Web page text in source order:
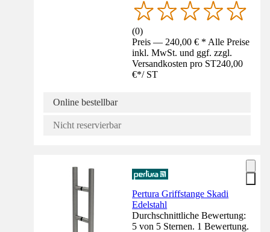
(0)
Preis — 240,00 € * Alle Preise
inkl. MwSt. und ggf. zzgl.
Versandkosten pro ST240,00
€*/ ST
Online bestellbar
Nicht reservierbar
Pertura Griffstange Skadi
Edelstahl
Durchschnittliche Bewertung:
5 von 5 Sternen. 1 Bewertung.